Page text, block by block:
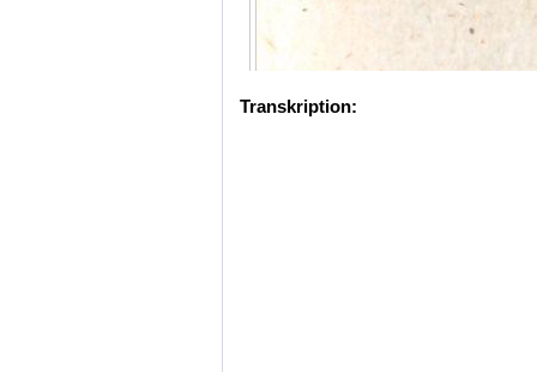
Transkription: